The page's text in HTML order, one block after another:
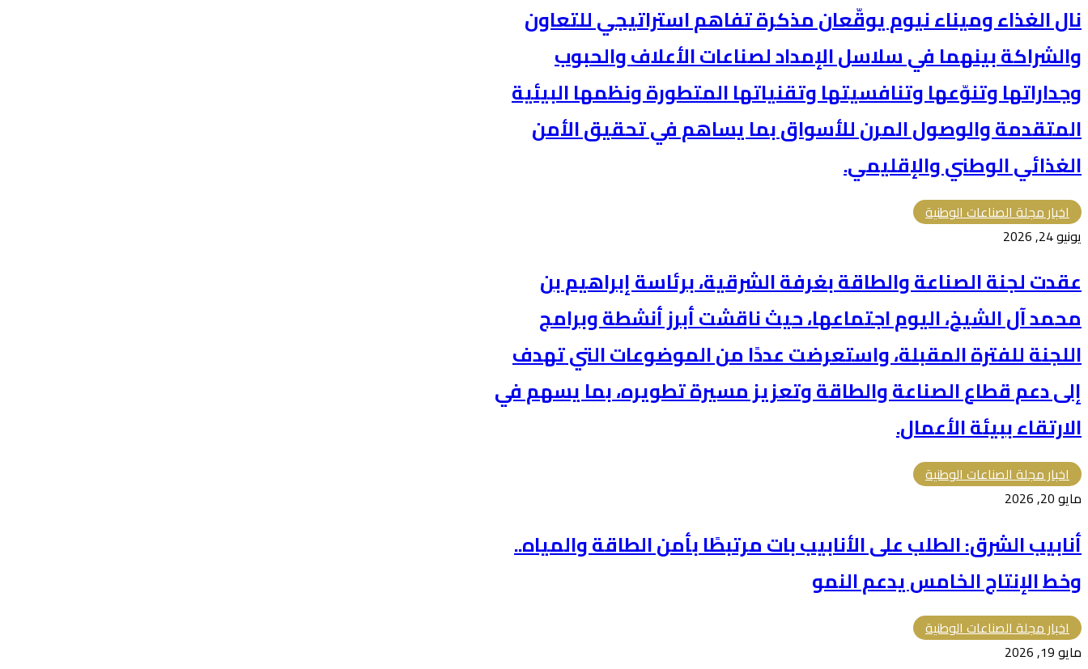
نال الغذاء وميناء نيوم يوقّعان مذكرة تفاهم استراتيجي للتعاون
والشراكة بينهما في سلاسل الإمداد لصناعات الأعلاف والحبوب
وجداراتها وتنوّعها وتنافسيتها وتقنياتها المتطورة ونظمها البيئية
المتقدمة والوصول المرن للأسواق بما يساهم في تحقيق الأمن
الغذائي الوطني والإقليمي.
اخبار مجلة الصناعات الوطنية
يونيو 24, 2026
عقدت لجنة الصناعة والطاقة بغرفة الشرقية، برئاسة إبراهيم بن
محمد آل الشيخ، اليوم اجتماعها، حيث ناقشت أبرز أنشطة وبرامج
اللجنة للفترة المقبلة، واستعرضت عددًا من الموضوعات التي تهدف
إلى دعم قطاع الصناعة والطاقة وتعزيز مسيرة تطويره، بما يسهم في
الارتقاء ببيئة الأعمال.
اخبار مجلة الصناعات الوطنية
مايو 20, 2026
أنابيب الشرق: الطلب على الأنابيب بات مرتبطًا بأمن الطاقة والمياه..
وخط الإنتاج الخامس يدعم النمو
اخبار مجلة الصناعات الوطنية
مايو 19, 2026